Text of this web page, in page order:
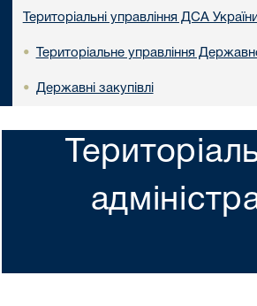
Територіальні управління ДСА
• Територіальне управління
• Державні закупівлі